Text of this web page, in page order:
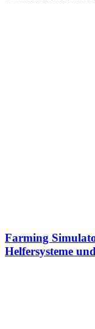
Farming
Helfersysteme